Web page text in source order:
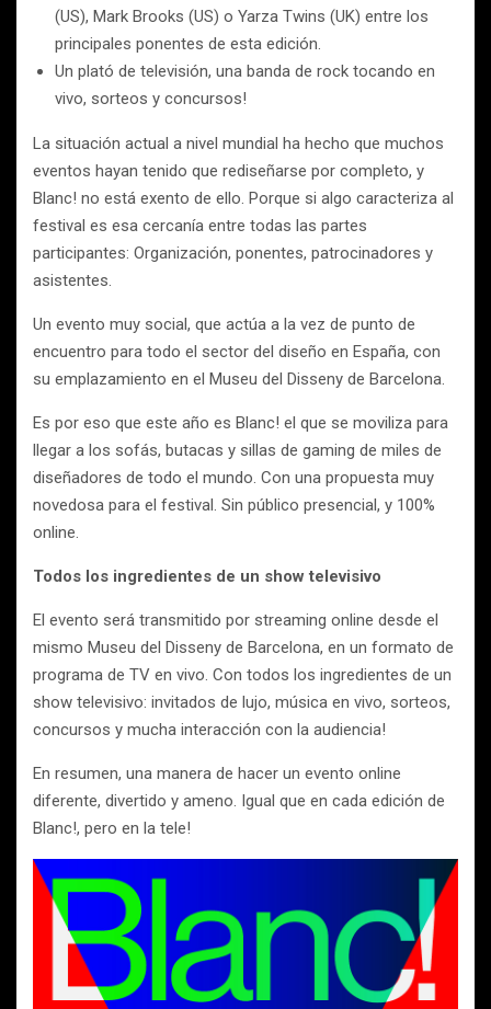
(US), Mark Brooks (US) o Yarza Twins (UK) entre los
principales ponentes de esta edición.
Un plató de televisión, una banda de rock tocando en
vivo, sorteos y concursos!
La situación actual a nivel mundial ha hecho que muchos
eventos hayan tenido que rediseñarse por completo, y
Blanc! no está exento de ello. Porque si algo caracteriza al
festival es esa cercanía entre todas las partes
participantes: Organización, ponentes, patrocinadores y
asistentes.
Un evento muy social, que actúa a la vez de punto de
encuentro para todo el sector del diseño en España, con
su emplazamiento en el Museu del Disseny de Barcelona.
Es por eso que este año es Blanc! el que se moviliza para
llegar a los sofás, butacas y sillas de gaming de miles de
diseñadores de todo el mundo. Con una propuesta muy
novedosa para el festival. Sin público presencial, y 100%
online.
Todos los ingredientes de un show televisivo
El evento será transmitido por streaming online desde el
mismo Museu del Disseny de Barcelona, en un formato de
programa de TV en vivo. Con todos los ingredientes de un
show televisivo: invitados de lujo, música en vivo, sorteos,
concursos y mucha interacción con la audiencia!
En resumen, una manera de hacer un evento online
diferente, divertido y ameno. Igual que en cada edición de
Blanc!, pero en la tele!